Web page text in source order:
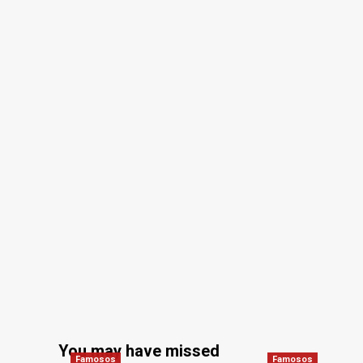
You may have missed
Famosos Famosos